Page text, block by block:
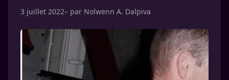
3 juillet 2022– par Nolwenn A. Dalpiva